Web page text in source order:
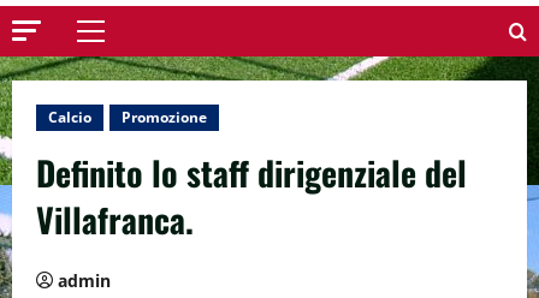
Menu
principale
Calcio Promozione
Definito lo staff dirigenziale del
Villafranca.
admin